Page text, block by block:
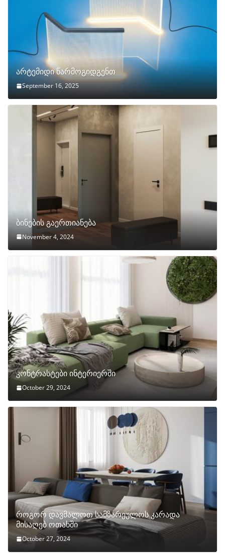
არტემიდი წარმოგიდგენთ
September 16, 2025
ბინების გაერთიანება
November 4, 2024
კონტრასტები ინტერიერში
October 29, 2024
როგორ დავმალოთ სამზარეულოს კარადა
მისაღებ ოთახში
October 27, 2024